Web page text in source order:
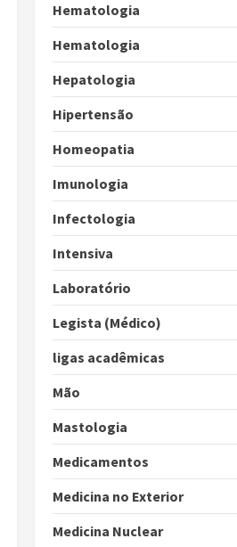
Hematologia
Hematologia
Hepatologia
Hipertensão
Homeopatia
Imunologia
Infectologia
Intensiva
Laboratório
Legista (Médico)
ligas acadêmicas
Mão
Mastologia
Medicamentos
Medicina no Exterior
Medicina Nuclear